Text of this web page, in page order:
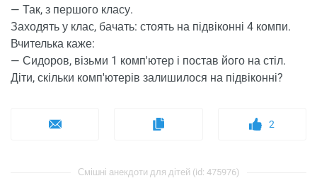
— Так, з першого класу.
Заходять у клас, бачать: стоять на підвіконні 4 компи.
Вчителька каже:
— Сидоров, візьми 1 комп'ютер і постав його на стіл.
Діти, скільки комп'ютерів залишилося на підвіконні?
2
Смішні анекдоти для дітей (id: 475976)